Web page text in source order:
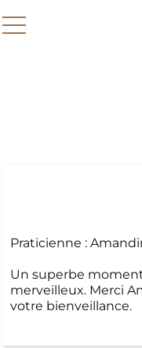
Praticienne :
Un superbe
merveilleux. Merci
votre bienveillance.